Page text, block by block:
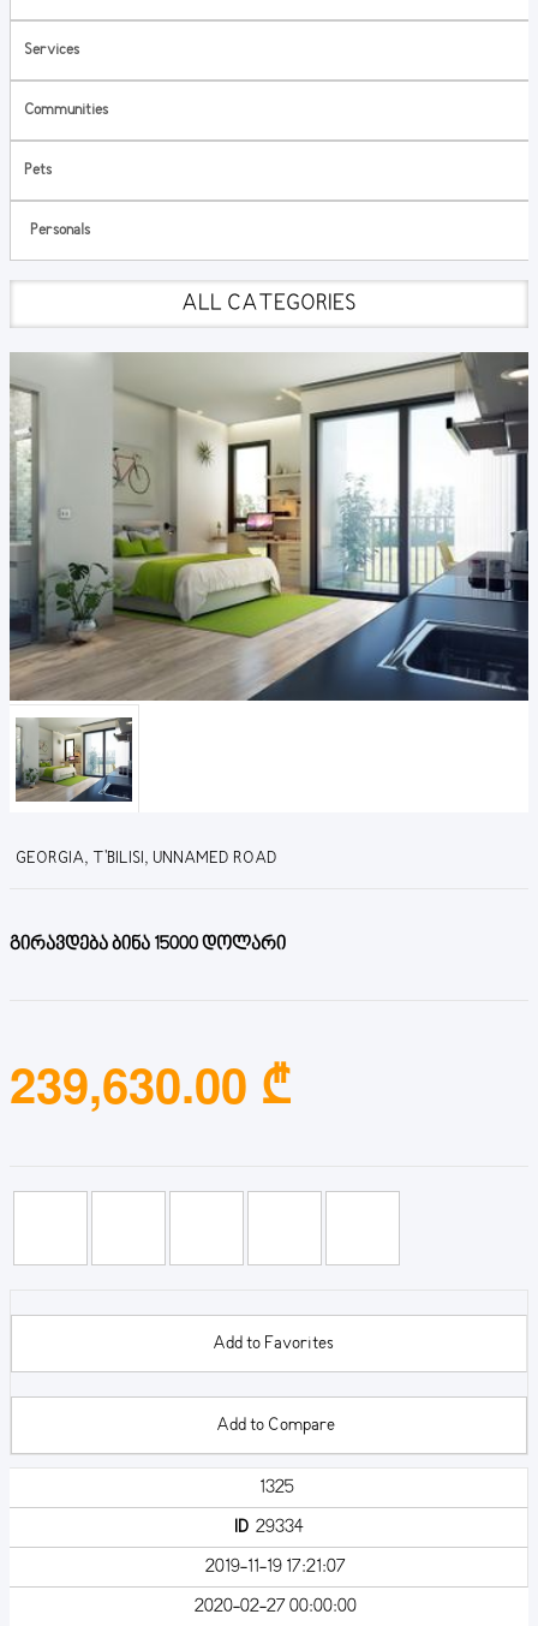
Services
Communities
Pets
Personals
ALL CATEGORIES
GEORGIA, T'BILISI, UNNAMED ROAD
გირავდება ბინა 15000 დოლარი
239,630.00 ₾
Add to Favorites
Add to Compare
1325
ID29334
2019-11-19 17:21:07
2020-02-27 00:00:00